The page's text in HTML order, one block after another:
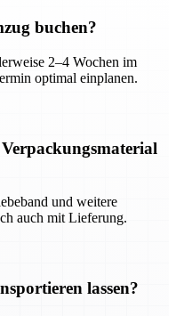
buchen?
2–4 Wochen im
optimal einplanen.
und weitere
auch mit Lieferung.
lassen?